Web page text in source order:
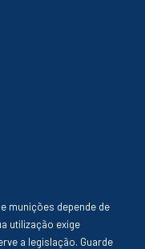
munições depende de
utilização exige
a legislação. Guarde